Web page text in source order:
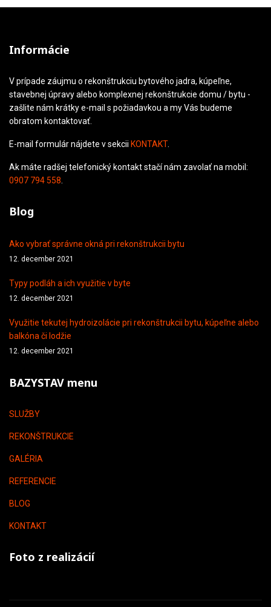
Informácie
V prípade záujmu o rekonštrukciu bytového jadra, kúpeľne,
stavebnej úpravy alebo komplexnej rekonštrukcie domu / bytu -
zašlite nám krátky e-mail s požiadavkou a my Vás budeme
obratom kontaktovať.
E-mail formulár nájdete v sekcii KONTAKT.
Ak máte radšej telefonický kontakt stačí nám zavolať na mobil:
0907 794 558
Blog
Ako vybrať správne okná pri rekonštrukcii bytu
12. december 2021
Typy podláh a ich využitie v byte
12. december 2021
Využitie tekutej hydroizolácie pri rekonštrukcii bytu, kúpeľne alebo
balkóna či lodžie
12. december 2021
BAZYSTAV menu
SLUŽBY
REKONŠTRUKCIE
GALÉRIA
REFERENCIE
BLOG
KONTAKT
Foto z realizácií